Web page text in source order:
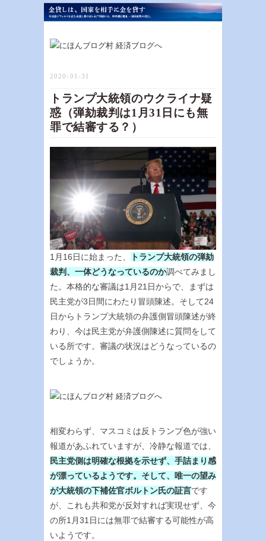
2020-01-31
トランプ大統領のウクライナ疑
惑（弾劾裁判は1月31日にも無
罪で結審する？）
1月16日に始まった、
トランプ大統領の弾劾
裁判、一体どうなっているのか調べてみまし
た。本格的な審議は1月21日からで、まずは
民主党が3日間にわたり冒頭陳述。そして24
日からトランプ大統領の弁護側冒頭陳述が終
わり、今は民主党が弁護側陳述に質問をして
いる所です。審議の状況はどうなっているの
でしょうか。
相変わらず、マスコミは反トランプ色が強い
報道があふれていますが、冷静な報道では、
民主党側は明確な根拠を示せず、手詰まり感
が漂っているようです。そして、唯一の望み
が大統領の下補佐官ボルトン氏の証言です
が、これも共和党が反対すれば実現せず、今
の所1月31日には無罪で結審する可能性が高
いようです。